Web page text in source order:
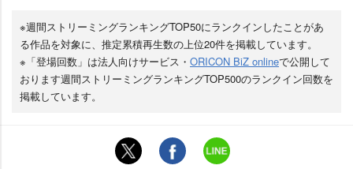
※週間ストリーミングランキングTOP50にランクインしたことがあ
る作品を対象に、推定累積再生数の上位20件を掲載しています。
※「登場回数」は法人向けサービス・ ORICON BiZ onlineで公開して
おります週間ストリーミングランキングTOP500のランクイン回数を
掲載しています。